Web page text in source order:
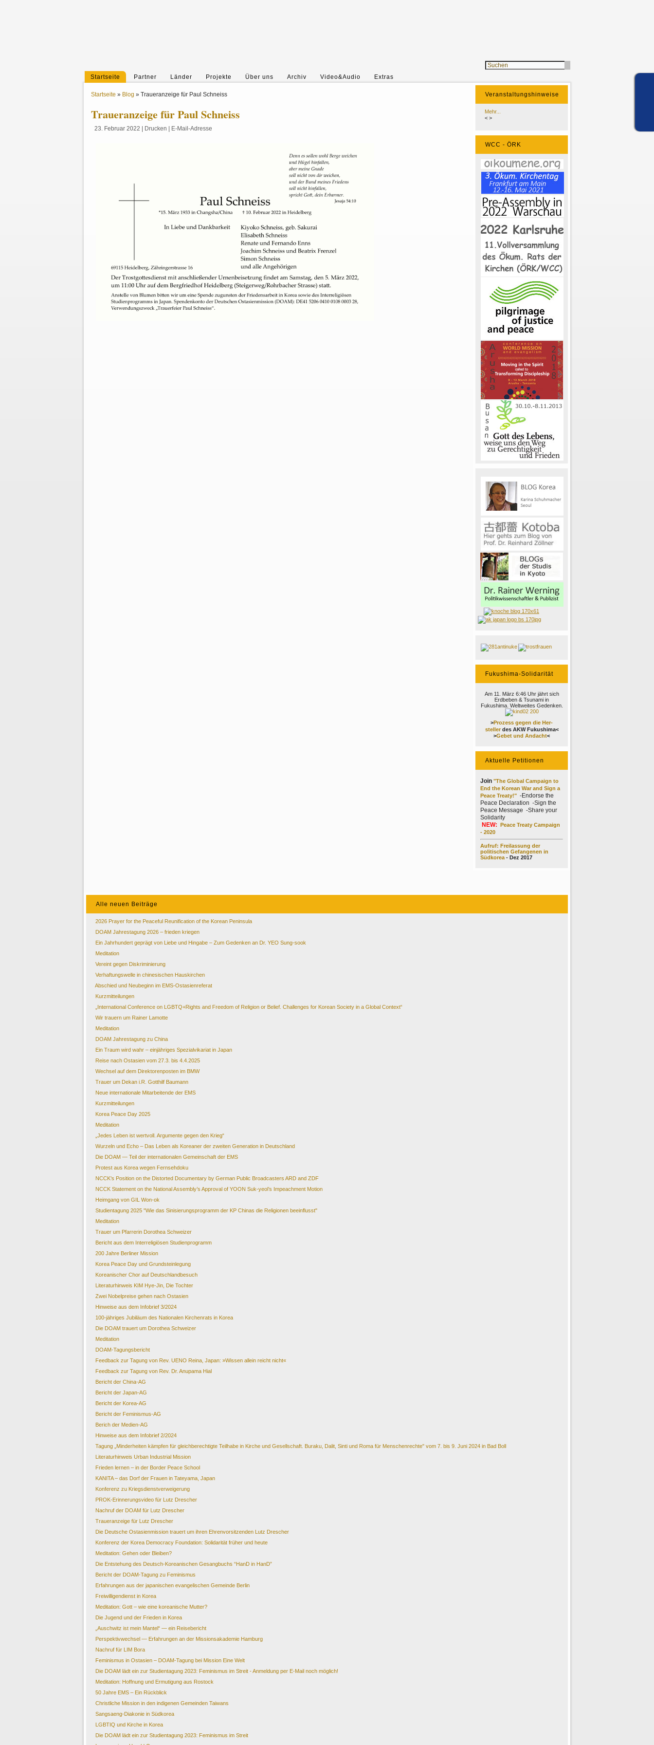
Startseite Partner Länder Projekte Über uns Archiv Video&Audio Extras
Startseite » Blog » Traueranzeige für Paul Schneiss
Traueranzeige für Paul Schneiss
23. Februar 2022 Drucken E-Mail-Adresse
Veranstaltungshinweise
Mehr...
< >
WCC - ÖRK
Fukushima-Solidarität
Am 11. März 6:46 Uhr jährt sich
Erdbeben & Tsunami in
Fukushima. Weltweites Gedenken.
>Prozess gegen die Her-
stellerdes AKW Fukushima<
>Gebet und Andacht<
Aktuelle Petitionen
Join "The Global Campaign to
End the Korean War and Sign a
Peace Treaty!" -Endorse the
Peace Declaration -Sign the
Peace Message -Share your
Solidarity
NEW: Peace Treaty Campaign
- 2020
Aufruf: Freilassung der
politischen Gefangenen in
Südkorea - Dez 2017
Alle neuen Beiträge
2026 Prayer for the Peaceful Reunification of the Korean Peninsula
DOAM Jahrestagung 2026 – frieden kriegen
Ein Jahrhundert geprägt von Liebe und Hingabe – Zum Gedenken an Dr. YEO Sung-sook
Meditation
Vereint gegen Diskriminierung
Verhaftungswelle in chinesischen Hauskirchen
Abschied und Neubeginn im EMS-Ostasienreferat
Kurzmitteilungen
„International Conference on LGBTQ+Rights and Freedom of Religion or Belief. Challenges for Korean Society in a Global Context“
Wir trauern um Rainer Lamotte
Meditation
DOAM Jahrestagung zu China
Ein Traum wird wahr – einjähriges Spezialvikariat in Japan
Reise nach Ostasien vom 27.3. bis 4.4.2025
Wechsel auf dem Direktorenposten im BMW
Trauer um Dekan i.R. Gotthilf Baumann
Neue internationale Mitarbeitende der EMS
Kurzmitteilungen
Korea Peace Day 2025
Meditation
„Jedes Leben ist wertvoll. Argumente gegen den Krieg“
Wurzeln und Echo – Das Leben als Koreaner der zweiten Generation in Deutschland
Die DOAM — Teil der internationalen Gemeinschaft der EMS
Protest aus Korea wegen Fernsehdoku
NCCK’s Position on the Distorted Documentary by German Public Broadcasters ARD and ZDF
NCCK Statement on the National Assembly’s Approval of YOON Suk-yeol’s Impeachment Motion
Heimgang von GIL Won-ok
Studientagung 2025 "Wie das Sinisierungsprogramm der KP Chinas die Religionen beeinflusst"
Meditation
Trauer um Pfarrerin Dorothea Schweizer
Bericht aus dem Interreligiösen Studienprogramm
200 Jahre Berliner Mission
Korea Peace Day und Grundsteinlegung
Koreanischer Chor auf Deutschlandbesuch
Literaturhinweis KIM Hye-Jin, Die Tochter
Zwei Nobelpreise gehen nach Ostasien
Hinweise aus dem Infobrief 3/2024
100-jähriges Jubiläum des Nationalen Kirchenrats in Korea
Die DOAM trauert um Dorothea Schweizer
Meditation
DOAM-Tagungsbericht
Feedback zur Tagung von Rev. UENO Reina, Japan: »Wissen allein reicht nicht«
Feedback zur Tagung von Rev. Dr. Anupama Hial
Bericht der China-AG
Bericht der Japan-AG
Bericht der Korea-AG
Bericht der Feminismus-AG
Berich der Medien-AG
Hinweise aus dem Infobrief 2/2024
Tagung „Minderheiten kämpfen für gleichberechtigte Teilhabe in Kirche und Gesellschaft. Buraku, Dalit, Sinti und Roma für Menschenrechte" vom 7. bis 9. Juni 2024 in Bad Boll
Literaturhinweis Urban Industrial Mission
Frieden lernen – in der Border Peace School
KANITA – das Dorf der Frauen in Tateyama, Japan
Konferenz zu Kriegsdienstverweigerung
PROK-Erinnerungsvideo für Lutz Drescher
Nachruf der DOAM für Lutz Drescher
Traueranzeige für Lutz Drescher
Die Deutsche Ostasienmission trauert um ihren Ehrenvorsitzenden Lutz Drescher
Konferenz der Korea Democracy Foundation: Solidarität früher und heute
Meditation: Gehen oder Bleiben?
Die Entstehung des Deutsch-Koreanischen Gesangbuchs “HanD in HanD”
Bericht der DOAM-Tagung zu Feminismus
Erfahrungen aus der japanischen evangelischen Gemeinde Berlin
Freiwilligendienst in Korea
Meditation: Gott – wie eine koreanische Mutter?
Die Jugend und der Frieden in Korea
„Auschwitz ist mein Mantel“ — ein Reisebericht
Perspektivwechsel — Erfahrungen an der Missionsakademie Hamburg
Nachruf für LIM Bora
Feminismus in Ostasien – DOAM-Tagung bei Mission Eine Welt
Die DOAM lädt ein zur Studientagung 2023: Feminismus im Streit - Anmeldung per E-Mail noch möglich!
Meditation: Hoffnung und Ermutigung aus Rostock
50 Jahre EMS – Ein Rückblick
Christliche Mission in den indigenen Gemeinden Taiwans
Sangsaeng-Diakonie in Südkorea
LGBTIQ und Kirche in Korea
Die DOAM lädt ein zur Studientagung 2023: Feminismus im Streit